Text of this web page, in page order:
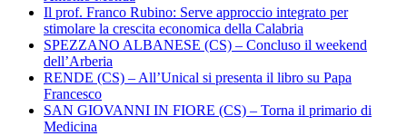
Il prof. Franco Rubino: Serve approccio integrato per
stimolare la crescita economica della Calabria
SPEZZANO ALBANESE (CS) – Concluso il weekend
dell’Arberia
RENDE (CS) – All’Unical si presenta il libro su Papa
Francesco
SAN GIOVANNI IN FIORE (CS) – Torna il primario di
Medicina